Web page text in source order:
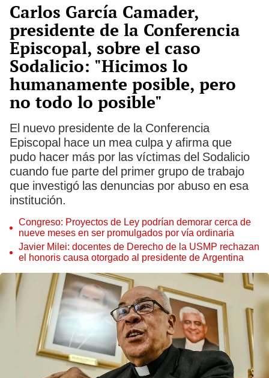
Carlos García Camader,
presidente de la Conferencia
Episcopal, sobre el caso
Sodalicio: "Hicimos lo
humanamente posible, pero
no todo lo posible"
El nuevo presidente de la Conferencia
Episcopal hace un mea culpa y afirma que
pudo hacer más por las víctimas del Sodalicio
cuando fue parte del primer grupo de trabajo
que investigó las denuncias por abuso en esa
institución.
Congreso: Proyectos de Ley podrían demorar cerca de
nueve meses en ser promulgados por vía ordinaria
Javier Milei: docentes de Derecho de la USMP rechazan
el honoris causa otorgado al presidente de Argentina